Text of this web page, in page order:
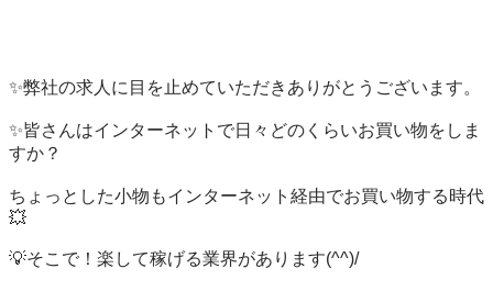
✨弊社の求人に目を止めていただきありがとうございます。
✨皆さんはインターネットで日々どのくらいお買い物をしま
すか？
ちょっとした小物もインターネット経由でお買い物する時代
💥
💡そこで！楽して稼げる業界があります(^^)/